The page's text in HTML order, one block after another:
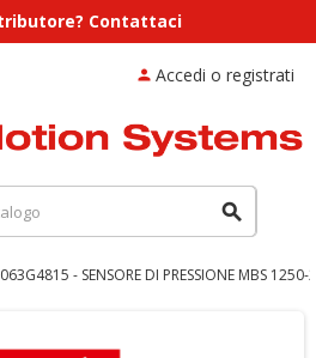
Contattaci
search
person Accedi o registrati
063G4815 - SENSORE DI PRESSIONE MBS